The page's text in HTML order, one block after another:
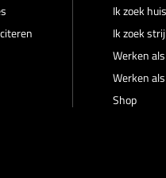
Ik zoek
Ik zoek
Werken
Werken
Shop